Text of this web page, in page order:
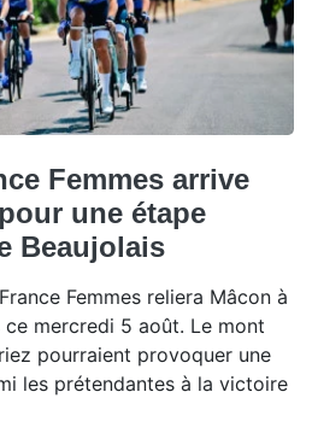
Femmes arrive
une étape
Beaujolais
Femmes reliera Mâcon à
mercredi 5 août. Le mont
pourraient provoquer une
les prétendantes à la victoire